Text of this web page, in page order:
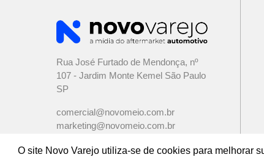
O site Novo Varejo utiliza-se de cookies para melhorar
Rua José Furtado de Mendonça, nº
107 - Jardim Monte Kemel São Paulo
SP
comercial@novomeio.com.br
marketing@novomeio.com.br